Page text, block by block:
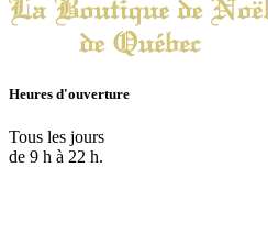
Heures d'ouverture
Tous les jours
de 9 h à 22 h.